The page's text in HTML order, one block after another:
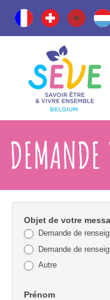
DEMANDE
Faire
une
demande
de
Objet de votre
Demande de
Demande de
Autre
Prénom